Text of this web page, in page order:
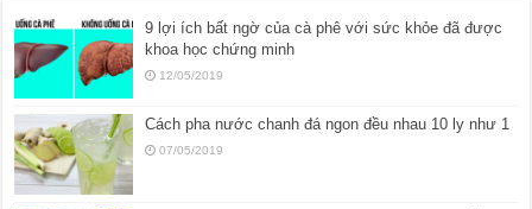
9 lợi ích bất ngờ của cà phê với sức khỏe đã được
khoa học chứng minh
12/05/2019
Cách pha nước chanh đá ngon đều nhau 10 ly như 1
07/05/2019